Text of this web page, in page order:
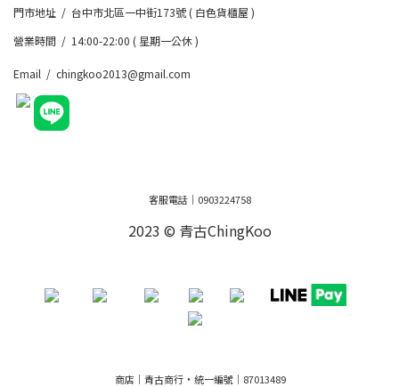
門市地址 / 台中市北區一中街173號 ( 白色貨櫃屋 )
營業時間 / 14:00-22:00 ( 星期一公休 )
Email / chingkoo2013@gmail.com
客服電話｜0903224758
2023 © 青古ChingKoo
商店｜青古商行 ・ 統一編號｜87013489